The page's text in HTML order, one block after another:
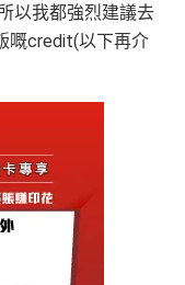
以我都強烈建議去
嘅credit(以下再介